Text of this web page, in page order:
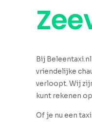
Bij
vriendelijke
verloopt. Wij
kunt rekenen
Of je nu een